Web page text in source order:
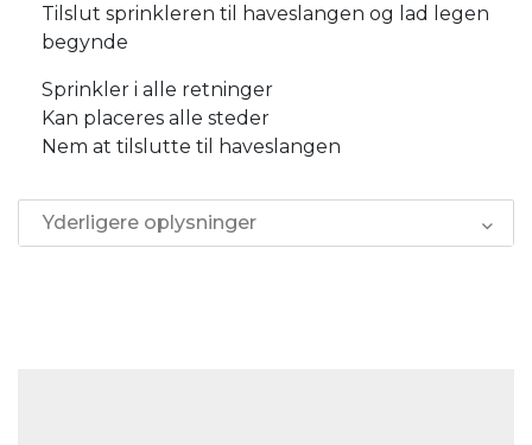
Tilslut sprinkleren til haveslangen og lad legen
begynde
Sprinkler i alle retninger
Kan placeres alle steder
Nem at tilslutte til haveslangen
Yderligere oplysninger